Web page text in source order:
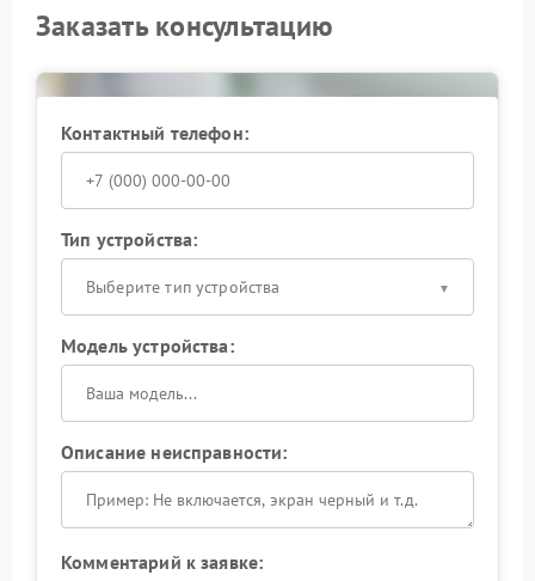
Заказать консультацию
Контактный телефон:
Тип устройства:
Выберите тип устройства
Модель устройства:
Описание неисправности:
Комментарий к заявке: